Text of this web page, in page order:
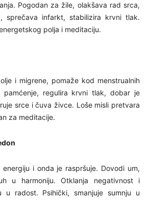
Pogodan za žile, olakšava rad srca,
sprečava infarkt, stabilizira krvni tlak.
polja i meditaciju.
i migrene, pomaže kod menstrualnih
pamćenje, regulira krvni tlak, dobar je
srce i čuva živce. Loše misli pretvara
za meditacije.
i onda je raspršuje. Dovodi um,
u harmoniju. Otklanja negativnost i
u radost. Psihički, smanjuje sumnju u